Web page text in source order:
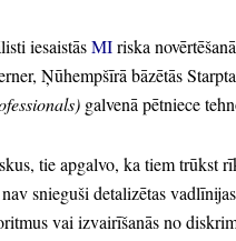
iesaistāsMIriska
Ņūhempšīrā bāzētās
galvenā pētniece
tie apgalvo, ka tiem trūkst
snieguši detalizētas
vai izvairīšanās no